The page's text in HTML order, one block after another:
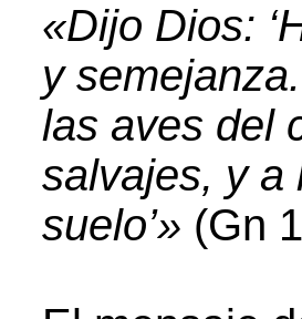
«Dijo Dios:
y
las aves del
salvajes, y a
suelo’» (Gn